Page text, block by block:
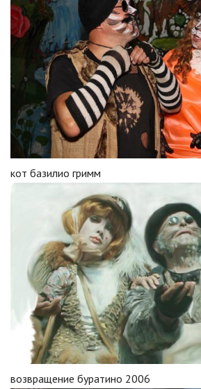
кот базилио гримм
возвращение буратино 2006